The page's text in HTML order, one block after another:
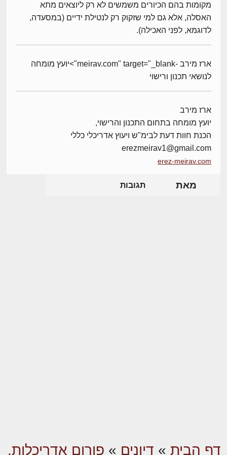
מקומות בהם הכיורים משמשים לא רק ליוצאים מתא
האסלה, אלא גם למי שזקוק רק לנטילת ידיים (במסעדה,
לדוגמא, לפני האכילה).
ארז מירב -meirav.com" target="_blank">יועץ מומחה
לנושאי תכנון ורישוי
ארז מירב
יועץ מומחה בתחום התכנון והרישוי,
הכנת חוות דעת לבימ"ש ויעוץ אדריכלי כללי
erezmeirav1@gmail.com
erez-meirav.com
מאת תגובות
דף הבית » דיונים » פורום אדריכלות,